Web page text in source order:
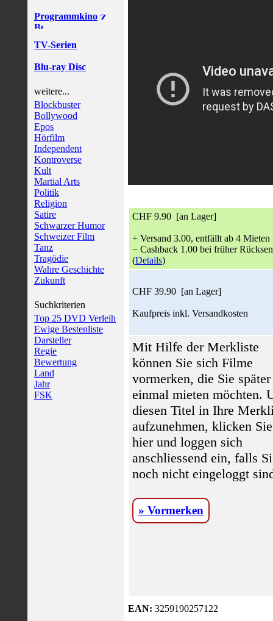
Programmkino
TV-Serien
Blu-ray Disc
weitere...
Blockbuster
Bollywood
Epos
Hörfilm
Independent
Kontroverse
Kult
Martial Arts
Politik
Religion
Satire
Schwarzer Humor
Schweizer Film
Tanz
Tragödie
Wahre Geschichte
Zukunft
Suchkriterien
Top 25 DVD Verleih
Ewige Bestenliste
Darsteller
Regie
Bewertung
Land
Jahr
FSK
CHF 9.90 [an Lager]
+ Versand 3.00, entfällt ab 4 Mieten
− Cashback 1.00 bei früher
(Details)
CHF 39.90 [an Lager]
Kaufpreis inkl. Versandkosten
Mit Hilfe der Merkliste
können Sie sich Filme
vormerken, die Sie später
einmal mieten möchten.
diesen Titel in Ihre
aufzunehmen, klicken Sie
hier und loggen sich
anschliessend ein, falls
noch nicht eingeloggt
» Vormerken
EAN: 3259190257122